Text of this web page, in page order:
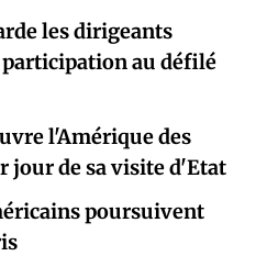
les dirigeants
au défilé
l'Amérique des
jour de sa visite d'Etat
poursuivent